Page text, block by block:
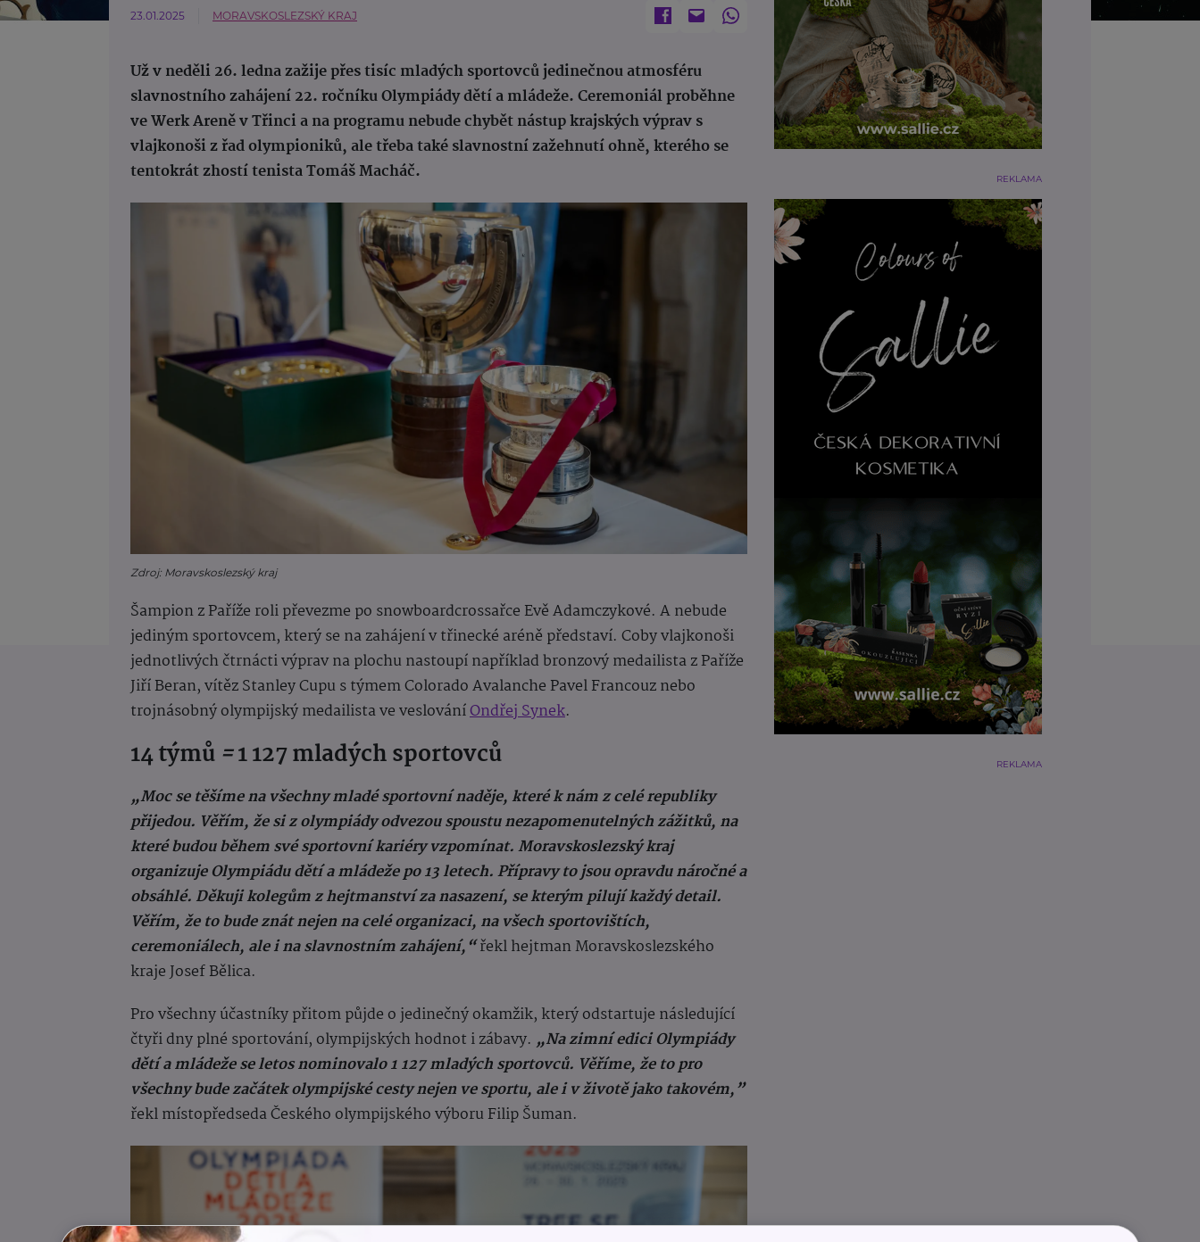
23.01.2025 MORAVSKOSLEZSKÝ KRAJ
Už v neděli 26. ledna zažije přes tisíc mladých sportovců jedinečnou atmosféru
slavnostního zahájení 22. ročníku Olympiády dětí a mládeže. Ceremoniál proběhne
ve Werk Areně v Třinci a na programu nebude chybět nástup krajských výprav s
vlajkonoši z řad olympioniků, ale třeba také slavnostní zažehnutí ohně, kterého se
tentokrát zhostí tenista Tomáš Macháč.
Zdroj: Moravskoslezský kraj
Šampion z Paříže roli převezme po snowboardcrossařce Evě Adamczykové. A nebude
jediným sportovcem, který se na zahájení v třinecké aréně představí. Coby vlajkonoši
jednotlivých čtrnácti výprav na plochu nastoupí například bronzový medailista z Paříže
Jiří Beran, vítěz Stanley Cupu s týmem Colorado Avalanche Pavel Francouz nebo
trojnásobný olympijský medailista ve veslováníOndřej Synek.
14 týmů =1 127 mladých sportovců
„Moc se těšíme na všechny mladé sportovní naděje, které k nám z celé republiky
přijedou. Věřím, že si z olympiády odvezou spoustu nezapomenutelných zážitků, na
které budou během své sportovní kariéry vzpomínat. Moravskoslezský kraj
organizuje Olympiádu dětí a mládeže po 13 letech. Přípravy to jsou opravdu náročné a
obsáhlé. Děkuji kolegům z hejtmanství za nasazení, se kterým pilují každý detail.
Věřím, že to bude znát nejen na celé organizaci, na všech sportovištích,
ceremoniálech, ale i na slavnostním zahájení,“řekl hejtman Moravskoslezského
kraje Josef Bělica.
Pro všechny účastníky přitom půjde o jedinečný okamžik, který odstartuje následující
čtyři dny plné sportování, olympijských hodnot i zábavy. „Na zimní edici Olympiády
dětí a mládeže se letos nominovalo 1 127 mladých sportovců. Věříme, že to pro
všechny bude začátek olympijské cesty nejen ve sportu, ale i v životě jako takovém,”
řekl místopředseda Českého olympijského výboru Filip Šuman.
REKLAMA
REKLAMA